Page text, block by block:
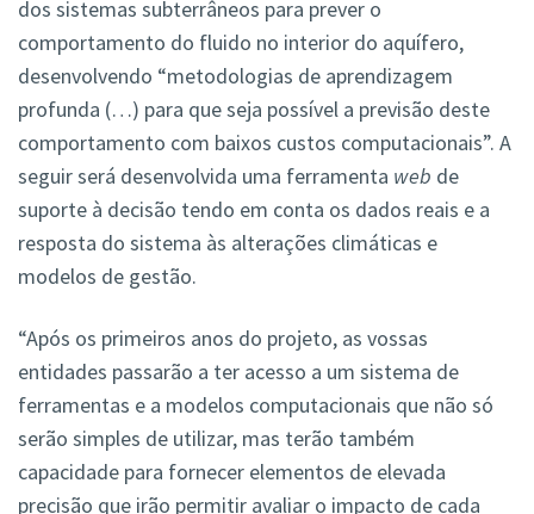
dos sistemas subterrâneos para prever o
comportamento do fluido no interior do aquífero,
desenvolvendo “metodologias de aprendizagem
profunda (…) para que seja possível a previsão deste
comportamento com baixos custos computacionais”. A
seguir será desenvolvida uma ferramenta web de
suporte à decisão tendo em conta os dados reais e a
resposta do sistema às alterações climáticas e
modelos de gestão.
“Após os primeiros anos do projeto, as vossas
entidades passarão a ter acesso a um sistema de
ferramentas e a modelos computacionais que não só
serão simples de utilizar, mas terão também
capacidade para fornecer elementos de elevada
precisão que irão permitir avaliar o impacto de cada